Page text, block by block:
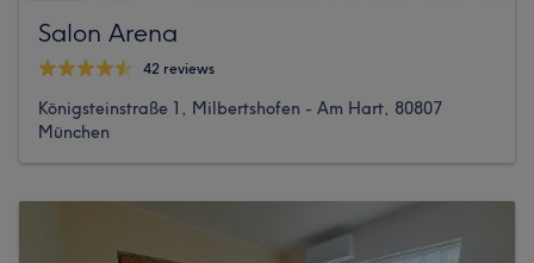
Salon Arena
42 reviews
Königsteinstraße 1, Milbertshofen - Am Hart, 80807
München